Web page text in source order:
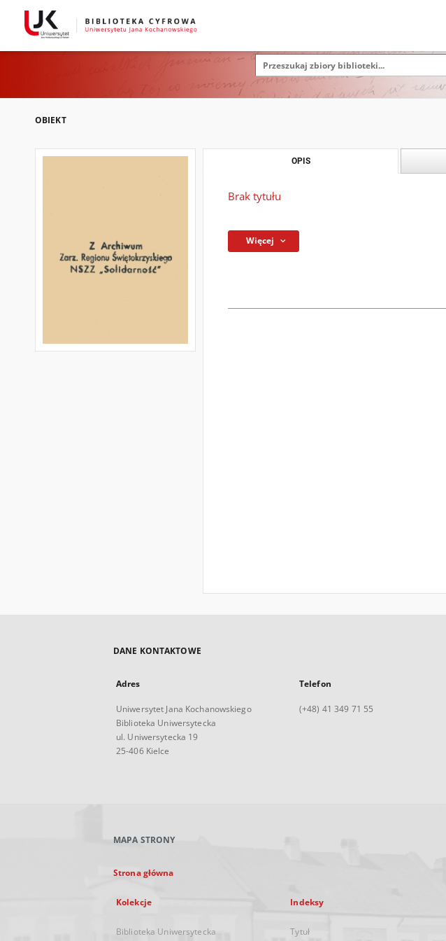
OBIEKT
OPIS
Brak tytułu
Więcej
DANE KONTAKTOWE
Adres
Uniwersytet Jana Kochanowskiego
Biblioteka Uniwersytecka
ul. Uniwersytecka 19
25-406 Kielce
Telefon
(+48) 41 349 71 55
MAPA STRONY
Strona główna
Kolekcje
Biblioteka Uniwersytecka
Indeksy
Tytuł